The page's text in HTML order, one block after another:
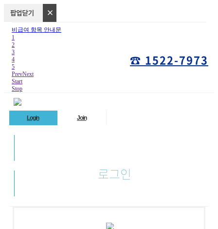
비급여 항목 안내문
1
2
3
4
5
PrevNext
Start
Stop
☎ 1522-7973
Login Join
로그인